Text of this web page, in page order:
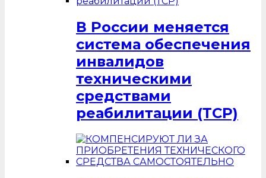
В России меняется
система обеспечения
инвалидов
техническими
средствами
реабилитации (ТСР)